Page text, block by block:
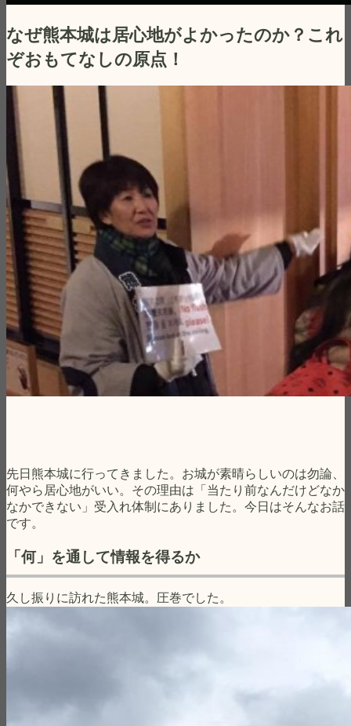
なぜ熊本城は居心地がよかったのか？これ
ぞおもてなしの原点！
先日熊本城に行ってきました。お城が素晴らしいのは勿論、
何やら居心地がいい。その理由は「当たり前なんだけどなか
なかできない」受入れ体制にありました。今日はそんなお話
です。
「何」を通して情報を得るか
久し振りに訪れた熊本城。圧巻でした。